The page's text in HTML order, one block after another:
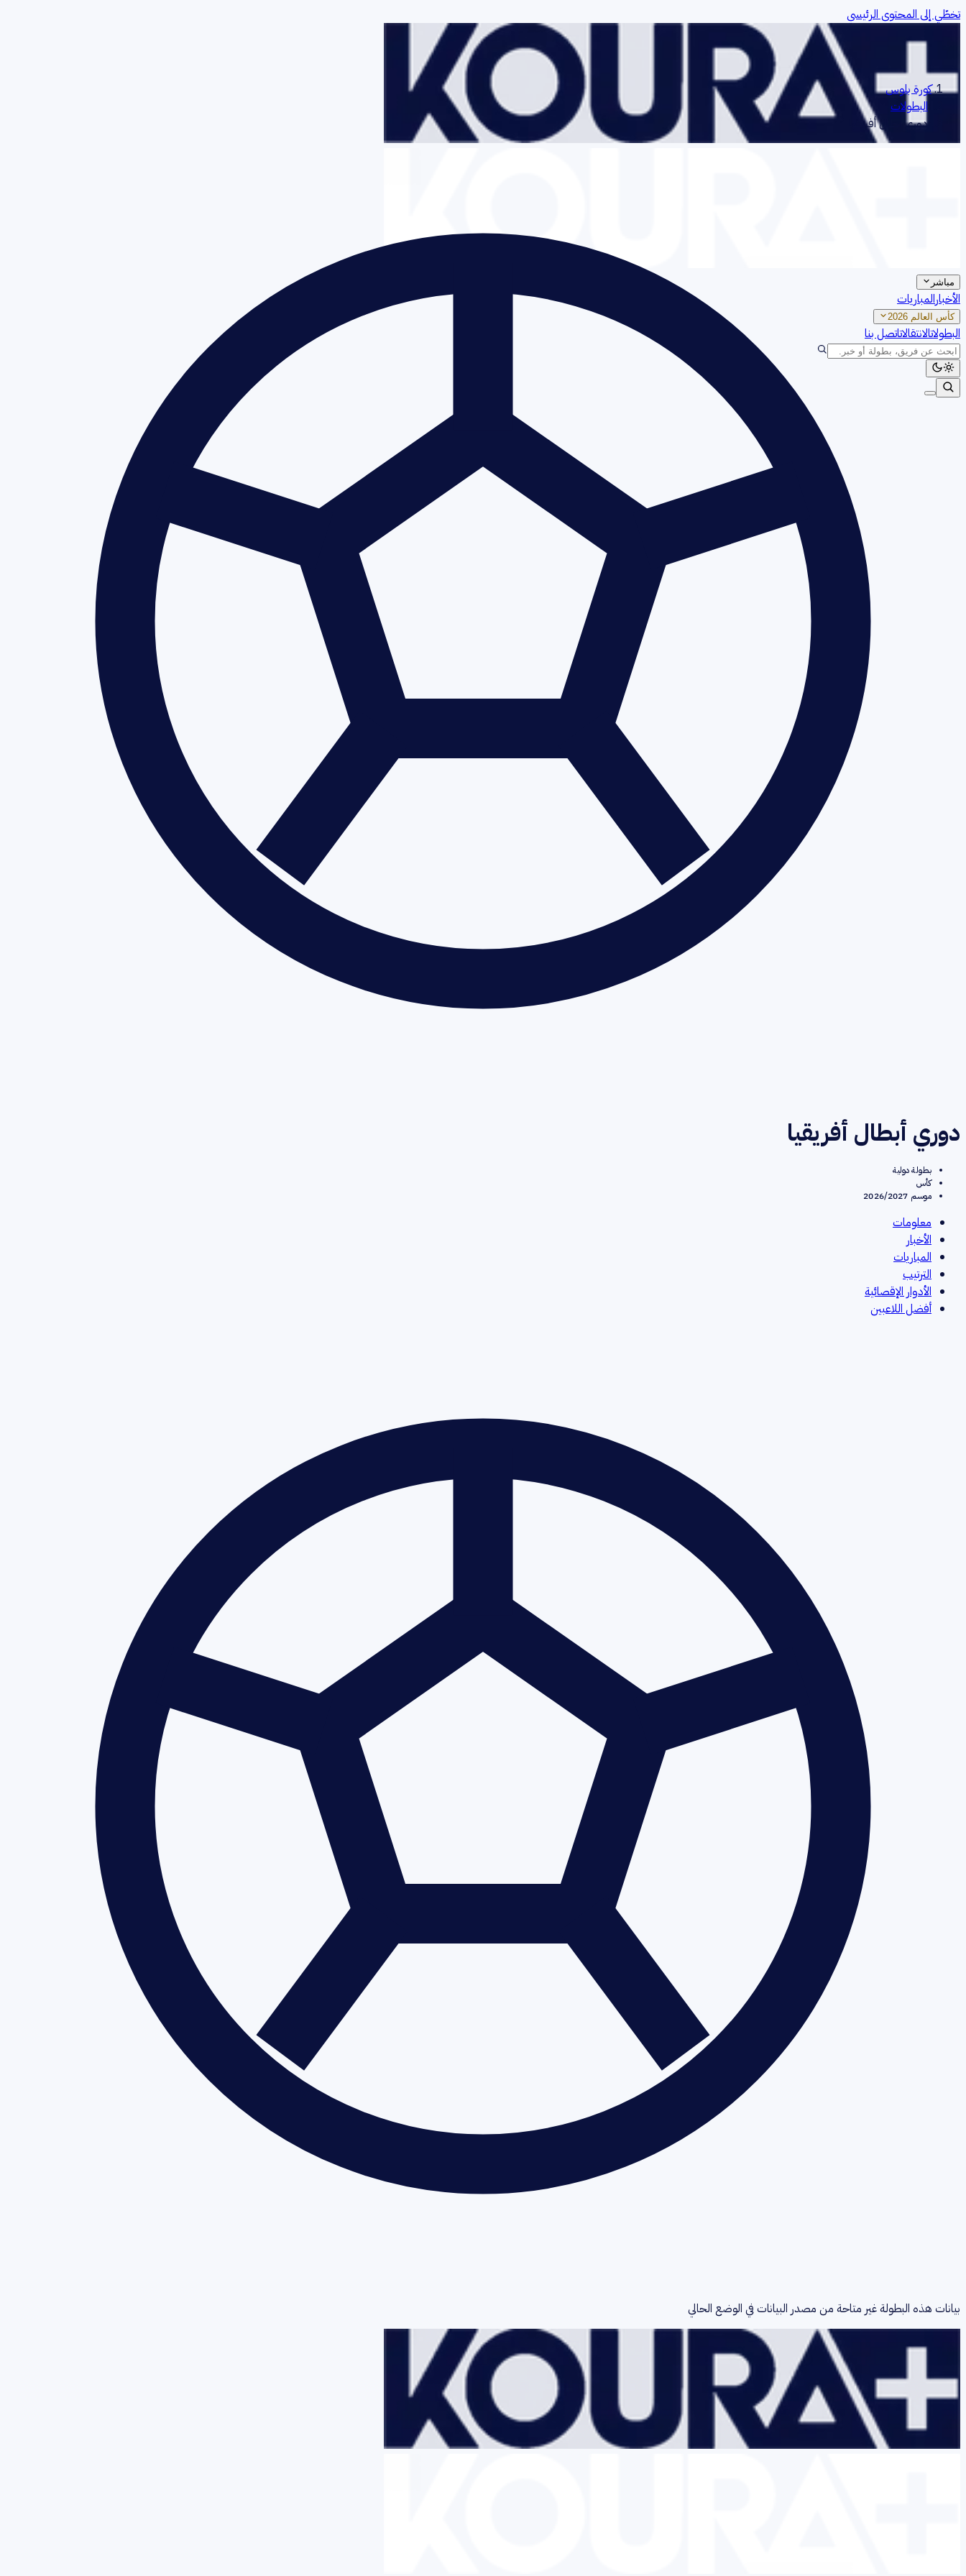
تخطّي إلى المحتوى الرئيسي
مباشر
الأخبارالمباريات
كأس العالم 2026
البطولاتالانتقالاتاتصل بنا
كورة بلوس
البطولات
دوري أبطال أفريقيا
دوري أبطال أفريقيا
بطولة دولية
كأس
موسم 2026/2027
معلومات
الأخبار
المباريات
الترتيب
الأدوار الإقصائية
أفضل اللاعبين
بيانات هذه البطولة غير متاحة من مصدر البيانات في الوضع الحالي